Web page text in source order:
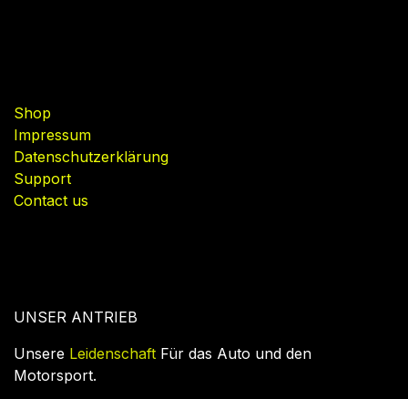
Shop
Impressum
Datenschutzerklärung
Support
Contact us
UNSER ANTRIEB
Unsere Leidenschaft Für das Auto und den
Motorsport.